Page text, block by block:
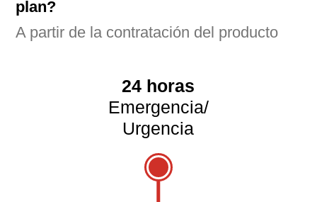
plan?
A partir de la contratación del producto
24 horas
Emergencia/
Urgencia